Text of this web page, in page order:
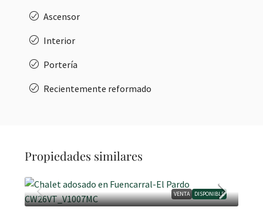
Ascensor
Interior
Portería
Recientemente reformado
Propiedades similares
VENTA DISPONIBLE